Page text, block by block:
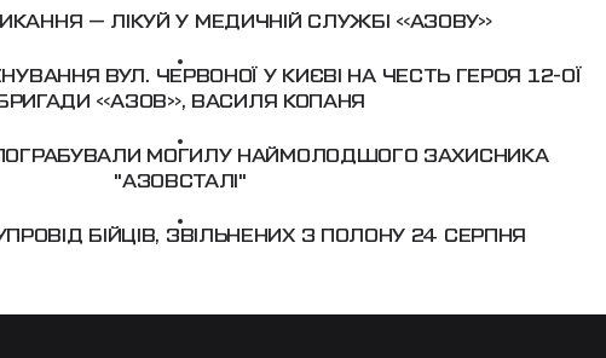
— ЛІКУЙ У МЕДИЧНІЙ СЛУЖБІ «АЗОВУ»
ВУЛ. ЧЕРВОНОЇ У КИЄВІ НА ЧЕСТЬ ГЕРОЯ 12-ОЇ
«АЗОВ», ВАСИЛЯ КОПАНЯ
ПОГРАБУВАЛИ МОГИЛУ НАЙМОЛОДШОГО ЗАХИСНИКА
"АЗОВСТАЛІ"
БІЙЦІВ, ЗВІЛЬНЕНИХ З ПОЛОНУ 24 СЕРПНЯ